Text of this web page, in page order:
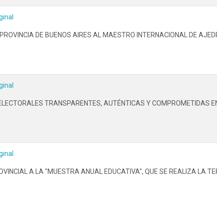
DE BUENOS AIRES AL MAESTRO INTERNACIONAL DE
TRANSPARENTES, AUTÉNTICAS Y COMPROMETIDAS
A LA "MUESTRA ANUAL EDUCATIVA", QUE SE REALIZA LA